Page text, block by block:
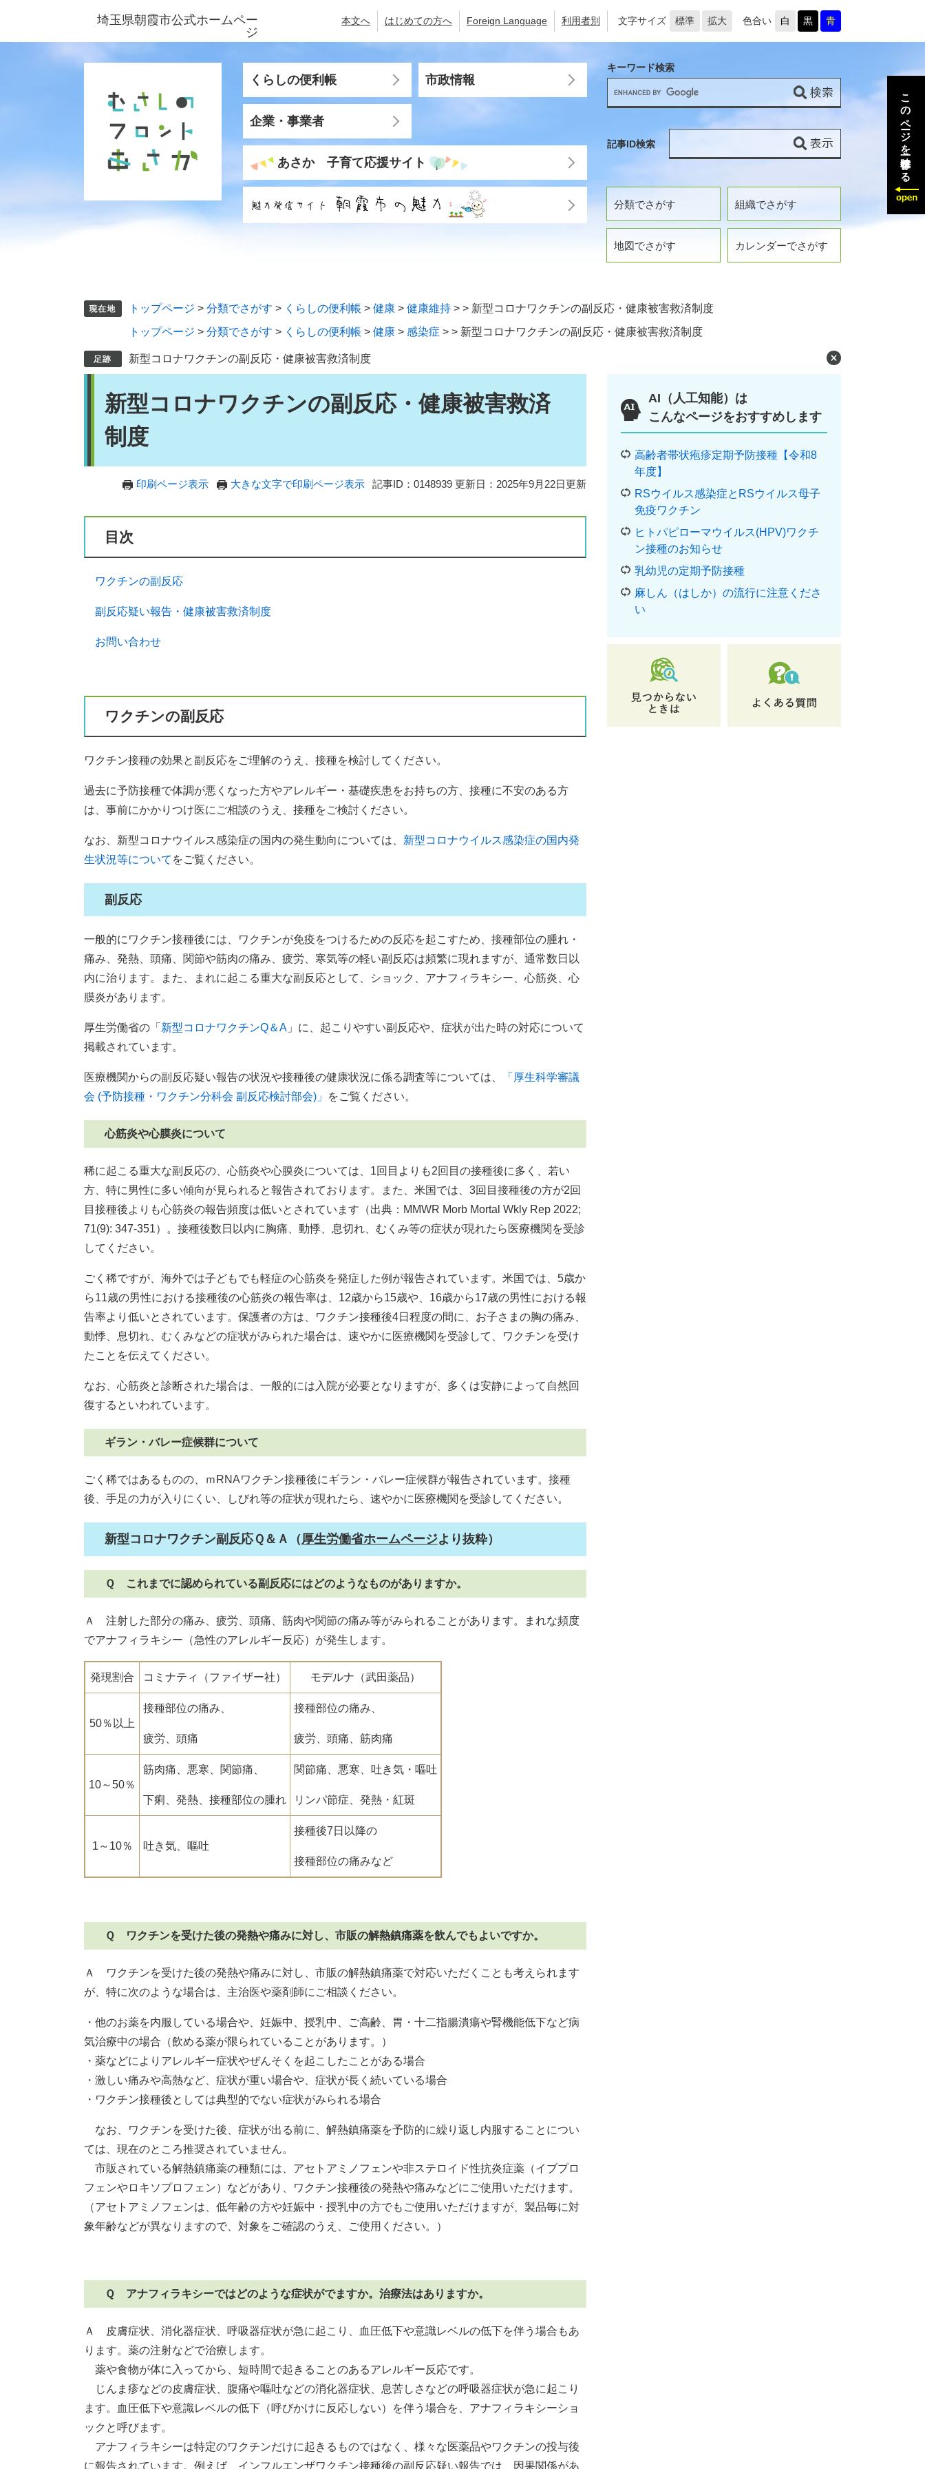
ジ
ュ
埼玉県朝霞市公式ホームペー
ジ
本文へ はじめての方へ Foreign Language 利用者別 文字サイズ 標準 拡大 色合い 白 黒 青
くらしの便利帳 市政情報
企業・事業者
あさか 子育て応援サイト
分類でさがす 組織でさがす
地図でさがす カレンダーでさがす
キーワード検索
記事ID検索
トップページ > 分類でさがす > くらしの便利帳 > 健康 > 健康維持 > > 新型コロナワクチンの副反応・健康被害救済制度
トップページ > 分類でさがす > くらしの便利帳 > 健康 > 感染症 > > 新型コロナワクチンの副反応・健康被害救済制度
新型コロナワクチンの副反応・健康被害救済制度
新型コロナワクチンの副反応・健康被害救済
制度
印刷ページ表示 大きな文字で印刷ページ表示 記事ID：0148939 更新日：2025年9月22日更新
目次
ワクチンの副反応
副反応疑い報告・健康被害救済制度
お問い合わせ
ワクチンの副反応
ワクチン接種の効果と副反応をご理解のうえ、接種を検討してください。
過去に予防接種で体調が悪くなった方やアレルギー・基礎疾患をお持ちの方、接種に不安のある方
は、事前にかかりつけ医にご相談のうえ、接種をご検討ください。
なお、新型コロナウイルス感染症の国内の発生動向については、 新型コロナウイルス感染症の国内発
生状況等について をご覧ください。
副反応
一般的にワクチン接種後には、ワクチンが免疫をつけるための反応を起こすため、接種部位の腫れ・
痛み、発熱、頭痛、関節や筋肉の痛み、疲労、寒気等の軽い副反応は頻繁に現れますが、通常数日以
内に治ります。また、まれに起こる重大な副反応として、ショック、アナフィラキシー、心筋炎、心
膜炎があります。
厚生労働省の「 新型コロナワクチンQ＆A 」に、起こりやすい副反応や、症状が出た時の対応について
掲載されています。
医療機関からの副反応疑い報告の状況や接種後の健康状況に係る調査等については、
「厚生科学審議
会 (予防接種・ワクチン分科会 副反応検討部会)」
をご覧ください。
心筋炎や心膜炎について
稀に起こる重大な副反応の、心筋炎や心膜炎については、1回目よりも2回目の接種後に多く、若い
方、特に男性に多い傾向が見られると報告されております。また、米国では、3回目接種後の方が2回
目接種後よりも心筋炎の報告頻度は低いとされています（出典：MMWR Morb Mortal Wkly Rep 2022;
71(9): 347-351）。接種後数日以内に胸痛、動悸、息切れ、むくみ等の症状が現れたら医療機関を受診
してください。
ごく稀ですが、海外では子どもでも軽症の心筋炎を発症した例が報告されています。米国では、5歳か
ら11歳の男性における接種後の心筋炎の報告率は、12歳から15歳や、16歳から17歳の男性における報
告率より低いとされています。保護者の方は、ワクチン接種後4日程度の間に、お子さまの胸の痛み、
動悸、息切れ、むくみなどの症状がみられた場合は、速やかに医療機関を受診して、ワクチンを受け
たことを伝えてください。
なお、心筋炎と診断された場合は、一般的には入院が必要となりますが、多くは安静によって自然回
復するといわれています。
ギラン・バレー症候群について
ごく稀ではあるものの、ｍRNAワクチン接種後にギラン・バレー症候群が報告されています。接種
後、手足の力が入りにくい、しびれ等の症状が現れたら、速やかに医療機関を受診してください。
新型コロナワクチン副反応Ｑ＆Ａ（厚生労働省ホームページより抜粋）
Ｑ これまでに認められている副反応にはどのようなものがありますか。
Ａ 注射した部分の痛み、疲労、頭痛、筋肉や関節の痛み等がみられることがあります。まれな頻度
でアナフィラキシー（急性のアレルギー反応）が発生します。
発現割合 コミナティ（ファイザー社） モデルナ（武田薬品）
50％以上
接種部位の痛み、
疲労、頭痛
接種部位の痛み、
疲労、頭痛、筋肉痛
10～50％
筋肉痛、悪寒、関節痛、
下痢、発熱、接種部位の腫れ
関節痛、悪寒、吐き気・嘔吐
リンパ節症、発熱・紅斑
1～10％ 吐き気、嘔吐
接種後7日以降の
接種部位の痛みなど
Ｑ ワクチンを受けた後の発熱や痛みに対し、市販の解熱鎮痛薬を飲んでもよいですか。
Ａ ワクチンを受けた後の発熱や痛みに対し、市販の解熱鎮痛薬で対応いただくことも考えられます
が、特に次のような場合は、主治医や薬剤師にご相談ください。
・他のお薬を内服している場合や、妊娠中、授乳中、ご高齢、胃・十二指腸潰瘍や腎機能低下など病
気治療中の場合（飲める薬が限られていることがあります。）
・薬などによりアレルギー症状やぜんそくを起こしたことがある場合
・激しい痛みや高熱など、症状が重い場合や、症状が長く続いている場合
・ワクチン接種後としては典型的でない症状がみられる場合
なお、ワクチンを受けた後、症状が出る前に、解熱鎮痛薬を予防的に繰り返し内服することについ
ては、現在のところ推奨されていません。
市販されている解熱鎮痛薬の種類には、アセトアミノフェンや非ステロイド性抗炎症薬（イブプロ
フェンやロキソプロフェン）などがあり、ワクチン接種後の発熱や痛みなどにご使用いただけます。
（アセトアミノフェンは、低年齢の方や妊娠中・授乳中の方でもご使用いただけますが、製品毎に対
象年齢などが異なりますので、対象をご確認のうえ、ご使用ください。）
Ｑ アナフィラキシーではどのような症状がでますか。治療法はありますか。
Ａ 皮膚症状、消化器症状、呼吸器症状が急に起こり、血圧低下や意識レベルの低下を伴う場合もあ
ります。薬の注射などで治療します。
薬や食物が体に入ってから、短時間で起きることのあるアレルギー反応です。
じんま疹などの皮膚症状、腹痛や嘔吐などの消化器症状、息苦しさなどの呼吸器症状が急に起こり
ます。血圧低下や意識レベルの低下（呼びかけに反応しない）を伴う場合を、アナフィラキシーショ
ックと呼びます。
アナフィラキシーは特定のワクチンだけに起きるものではなく、様々な医薬品やワクチンの投与後
に報告されています。例えば、インフルエンザワクチン接種後の副反応疑い報告では、因果関係があ
AI（人工知能）は
こんなページをおすすめします
高齢者帯状疱疹定期予防接種【令和8
年度】
RSウイルス感染症とRSウイルス母子
免疫ワクチン
ヒトパピローマウイルス(HPV)ワクチ
ン接種のお知らせ
乳幼児の定期予防接種
麻しん（はしか）の流行に注意くださ
い
このページを一時保存する